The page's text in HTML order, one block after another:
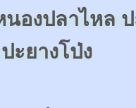
นองปลาไหล
ะยางโป่ง